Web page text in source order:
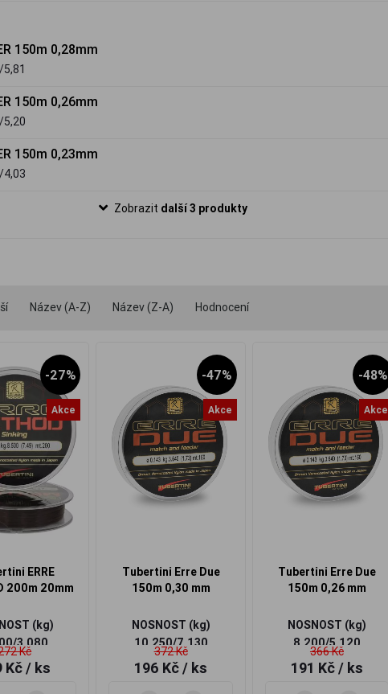
150m 0,28mm
8,30/5,81
150m 0,26mm
7,42/5,20
150m 0,23mm
5,75/4,03
Zobrazit další 3 produkty
Název (A-Z) Název (Z-A) Hodnocení
-27%
Akce
ERRE
200m 20mm
(kg)
3,080
Kč
Kč/ ks
-47%
Akce
Tubertini Erre Due
150m 0,30 mm
NOSNOST (kg)
10,250/7,130
372 Kč
196 Kč/ ks
-48%
Akce
Tubertini Erre Due
150m 0,26 mm
NOSNOST (kg)
8,200/5,120
366 Kč
191 Kč/ ks